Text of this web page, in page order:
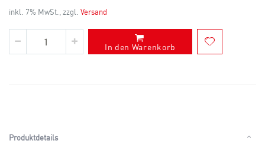
inkl. 7% MwSt., zzgl. Versand
In den Warenkorb
Produktdetails